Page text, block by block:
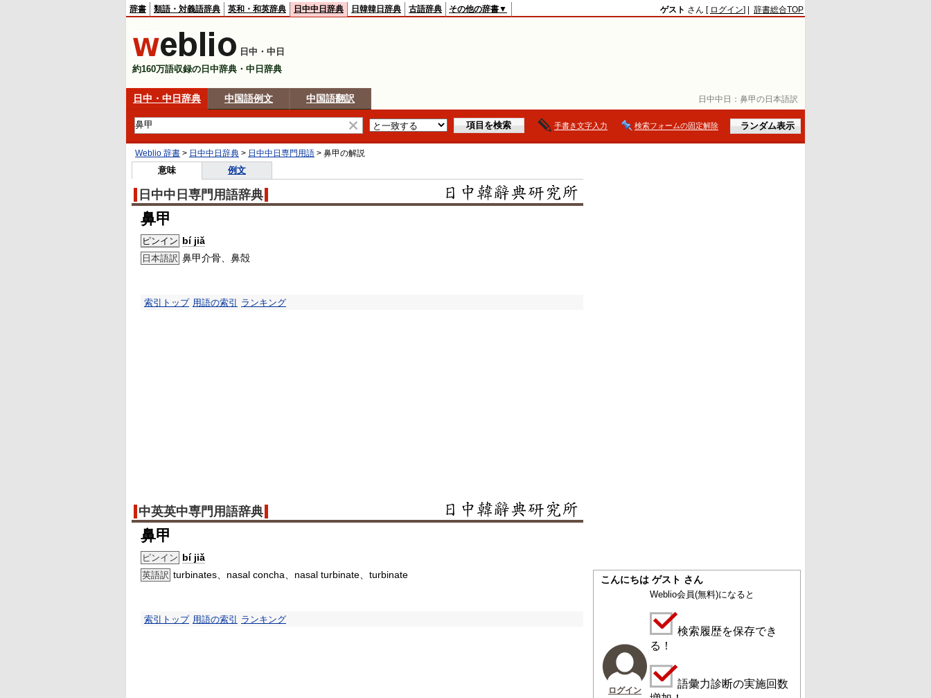
日中中日： 鼻甲の日本語訳
辞書 類語・対義語辞典 英和・和英辞典 日中中日辞典 日韓韓日辞典 古語辞典 その他の辞書▼ ゲスト さん [ ログイン] | 辞書総合TOP
日中・中日
約160万語収録の日中辞典・中日辞典
日中・中日辞典 中国語例文 中国語翻訳
手書き文字入力 検索フォームの固定解除
Weblio 辞書 > 日中中日辞典 > 日中中日専門用語 > 鼻甲の解説
意味 例文
日中中日専門用語辞典
鼻甲
ピンイン bí jiǎ
日本語訳 鼻甲介骨、鼻殻
索引トップ 用語の索引 ランキング
中英英中専門用語辞典
鼻甲
ピンイン bí jiǎ
英語訳 turbinates、nasal concha、nasal turbinate、turbinate
索引トップ 用語の索引 ランキング
こんにちは ゲスト さん
ログイン
Weblio会員(無料)になると
検索履歴を保存でき
る！
語彙力診断の実施回数